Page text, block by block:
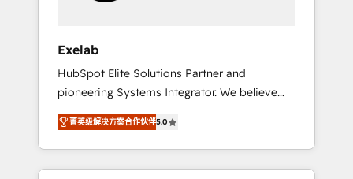
operators need as their systems, data, and
processes evolve. Since 2014, we’ve
supported 1,400+ clients across a wide range
of industries, including healthcare, software,
B2B services, manufacturing, financial
services and more. Whether clients are new
to HubSpot or expanding into more
Exelab
HubSpot Elite Solutions Partner and
pioneering Systems Integrator. We believe
technology should serve business strategy,
not the other way around. Every engagement
begins with clear objectives, customer
journey mapping, and measurable KPIs. Only
菁英级解决方案合作伙伴5.0